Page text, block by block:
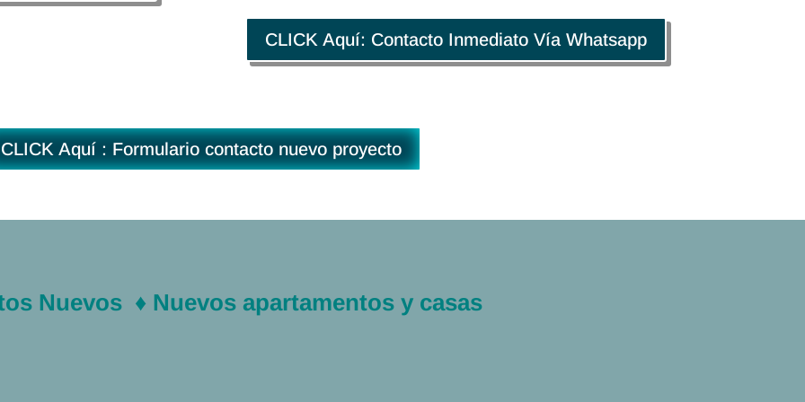
CLICK Aquí: Contacto Inmediato Vía Whatsapp
CLICK Aquí : Formulario contacto nuevo proyecto
Nuevos ♦ Nuevos apartamentos y casas